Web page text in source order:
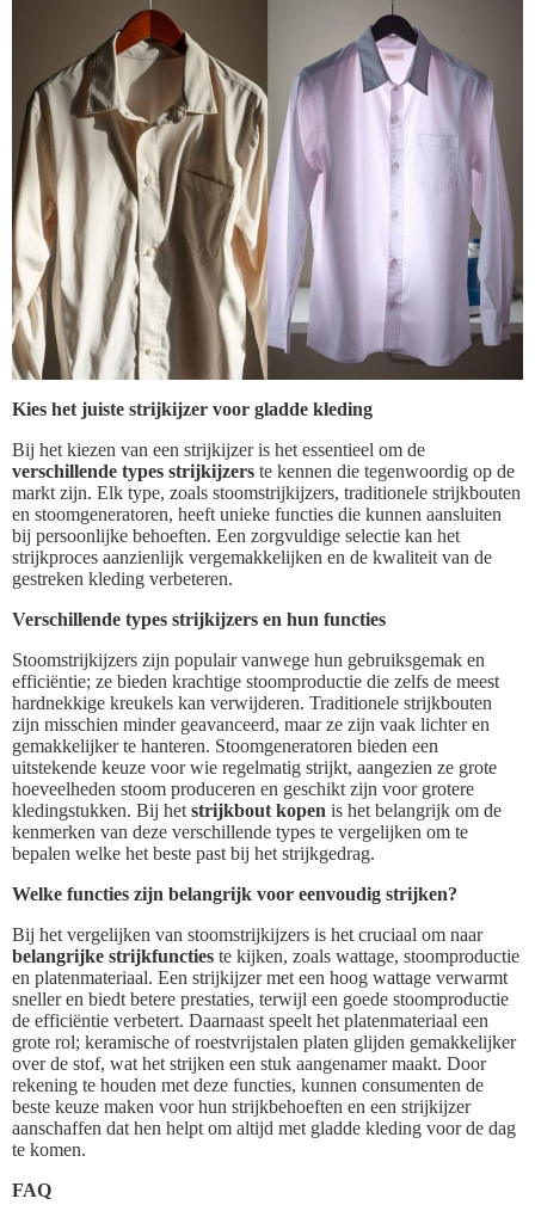
Kies het juiste strijkijzer voor gladde kleding
Bij het kiezen van een strijkijzer is het essentieel om de
verschillende types strijkijzers te kennen die tegenwoordig op de
markt zijn. Elk type, zoals stoomstrijkijzers, traditionele strijkbouten
en stoomgeneratoren, heeft unieke functies die kunnen aansluiten
bij persoonlijke behoeften. Een zorgvuldige selectie kan het
strijkproces aanzienlijk vergemakkelijken en de kwaliteit van de
gestreken kleding verbeteren.
Verschillende types strijkijzers en hun functies
Stoomstrijkijzers zijn populair vanwege hun gebruiksgemak en
efficiëntie; ze bieden krachtige stoomproductie die zelfs de meest
hardnekkige kreukels kan verwijderen. Traditionele strijkbouten
zijn misschien minder geavanceerd, maar ze zijn vaak lichter en
gemakkelijker te hanteren. Stoomgeneratoren bieden een
uitstekende keuze voor wie regelmatig strijkt, aangezien ze grote
hoeveelheden stoom produceren en geschikt zijn voor grotere
kledingstukken. Bij het strijkbout kopen is het belangrijk om de
kenmerken van deze verschillende types te vergelijken om te
bepalen welke het beste past bij het strijkgedrag.
Welke functies zijn belangrijk voor eenvoudig strijken?
Bij het vergelijken van stoomstrijkijzers is het cruciaal om naar
belangrijke strijkfuncties te kijken, zoals wattage, stoomproductie
en platenmateriaal. Een strijkijzer met een hoog wattage verwarmt
sneller en biedt betere prestaties, terwijl een goede stoomproductie
de efficiëntie verbetert. Daarnaast speelt het platenmateriaal een
grote rol; keramische of roestvrijstalen platen glijden gemakkelijker
over de stof, wat het strijken een stuk aangenamer maakt. Door
rekening te houden met deze functies, kunnen consumenten de
beste keuze maken voor hun strijkbehoeften en een strijkijzer
aanschaffen dat hen helpt om altijd met gladde kleding voor de dag
te komen.
FAQ